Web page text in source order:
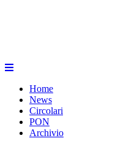
Home
News
Circolari
PON
Archivio